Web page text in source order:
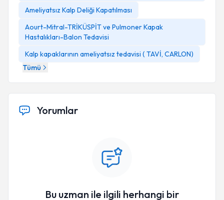
Ameliyatsız Kalp Deliği Kapatılması
Aourt-Mitral-TRİKÜSPİT ve Pulmoner Kapak
Hastalıkları-Balon Tedavisi
Kalp kapaklarının ameliyatsız tedavisi ( TAVİ, CARLON)
Tümü
Yorumlar
Bu uzman ile ilgili herhangi bir